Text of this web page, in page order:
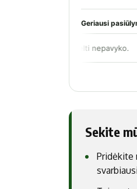
Sekite
Pridėkite